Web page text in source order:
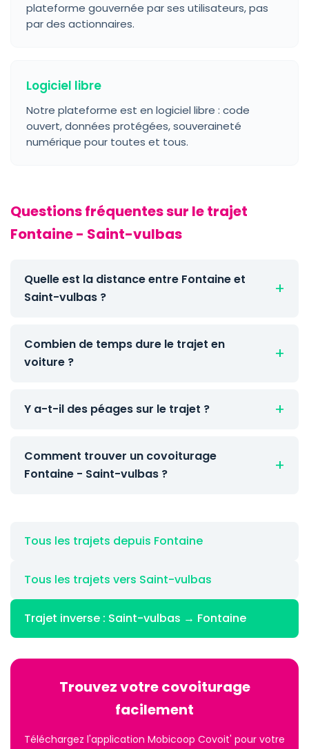
plateforme gouvernée par ses utilisateurs, pas
par des actionnaires.
Logiciel libre
Notre plateforme est en logiciel libre : code
ouvert, données protégées, souveraineté
numérique pour toutes et tous.
Questions fréquentes sur le trajet
Fontaine - Saint-vulbas
Quelle est la distance entre Fontaine et
Saint-vulbas ?
Combien de temps dure le trajet en
voiture ?
Y a-t-il des péages sur le trajet ?
Comment trouver un covoiturage
Fontaine - Saint-vulbas ?
Tous les trajets depuis Fontaine
Tous les trajets vers Saint-vulbas
Trajet inverse : Saint-vulbas → Fontaine
Trouvez votre covoiturage
facilement
Téléchargez l'application Mobicoop Covoit' pour votre